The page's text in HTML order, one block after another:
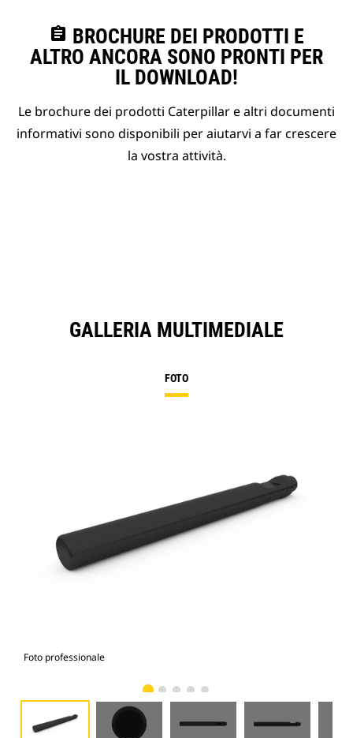
assignment BROCHURE DEI PRODOTTI E
ALTRO ANCORA SONO PRONTI PER
IL DOWNLOAD!
Le brochure dei prodotti Caterpillar e altri documenti
informativi sono disponibili per aiutarvi a far crescere
la vostra attività.
GALLERIA MULTIMEDIALE
FOTO
Foto professionale